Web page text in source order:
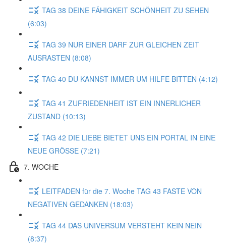
TAG 38 DEINE FÄHIGKEIT SCHÖNHEIT ZU SEHEN
(6:03)
TAG 39 NUR EINER DARF ZUR GLEICHEN ZEIT
AUSRASTEN (8:08)
TAG 40 DU KANNST IMMER UM HILFE BITTEN (4:12)
TAG 41 ZUFRIEDENHEIT IST EIN INNERLICHER
ZUSTAND (10:13)
TAG 42 DIE LIEBE BIETET UNS EIN PORTAL IN EINE
NEUE GRÖSSE (7:21)
7. WOCHE
LEITFADEN für die 7. Woche TAG 43 FASTE VON
NEGATIVEN GEDANKEN (18:03)
TAG 44 DAS UNIVERSUM VERSTEHT KEIN NEIN
(8:37)